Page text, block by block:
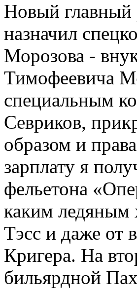
Новый главный
назначил
Морозова -
Тимофеевича
специальным
Севриков,
образом и
зарплату я
фельетона
каким ледяным
Тэсс и даже от
Кригера. На
бильярдной